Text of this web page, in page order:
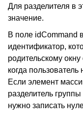
Для разделителя в
значение.
В поле idCommand
идентификатор,
родительскому
когда
Если элемент
разделитель
нужно записать